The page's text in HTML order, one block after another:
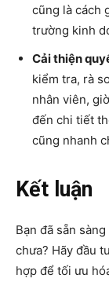
cũng là cách
trường kinh
Cải thiện
kiểm tra, rà
nhân viên,
đến chi tiết
cũng nhanh
Kết luận
Bạn đã sẵn
chưa? Hãy đầu
hợp để tối ưu